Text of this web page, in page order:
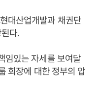
대산업개발과 채권단
다.
임있는 자세를 보여달
회장에 대한 정부의 압